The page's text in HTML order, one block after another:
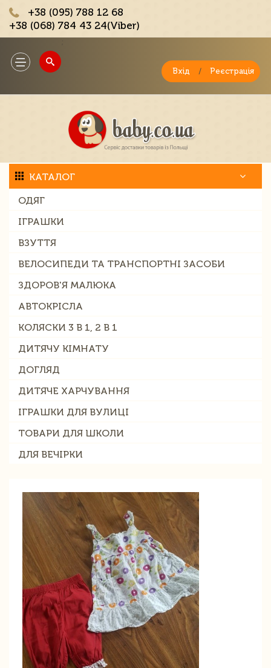
+38 (095) 788 12 68
+38 (068) 784 43 24(Viber)
Toggle
navigation
Вхід / Реєстрація
КАТАЛОГ
ОДЯГ
ІГРАШКИ
ВЗУТТЯ
ВЕЛОСИПЕДИ ТА ТРАНСПОРТНІ ЗАСОБИ
ЗДОРОВ'Я МАЛЮКА
АВТОКРІСЛА
КОЛЯСКИ 3 В 1, 2 В 1
ДИТЯЧУ КІМНАТУ
ДОГЛЯД
ДИТЯЧЕ ХАРЧУВАННЯ
ІГРАШКИ ДЛЯ ВУЛИЦІ
ТОВАРИ ДЛЯ ШКОЛИ
ДЛЯ ВЕЧІРКИ